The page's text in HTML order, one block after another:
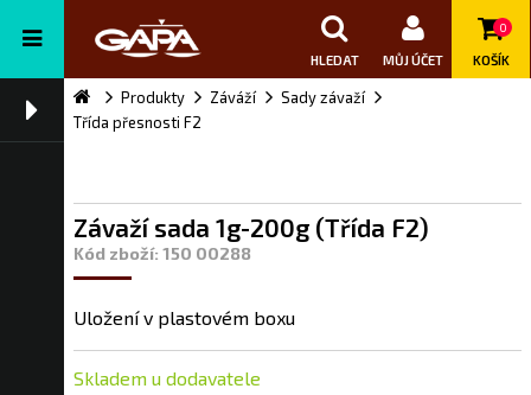
HLEDAT MŮJ ÚČET
0
KOŠÍK
Produkty Záváží
Sady závaží
Třída přesnosti F2
Závaží sada 1g-200g (Třída F2)
Kód zboží: 150 00288
Uložení v plastovém boxu
Skladem u dodavatele